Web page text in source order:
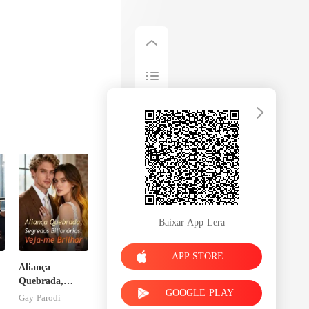
Aliança
Quebrada,
Segredos
Gay Parodi
Baixar App Lera
APP STORE
GOOGLE PLAY